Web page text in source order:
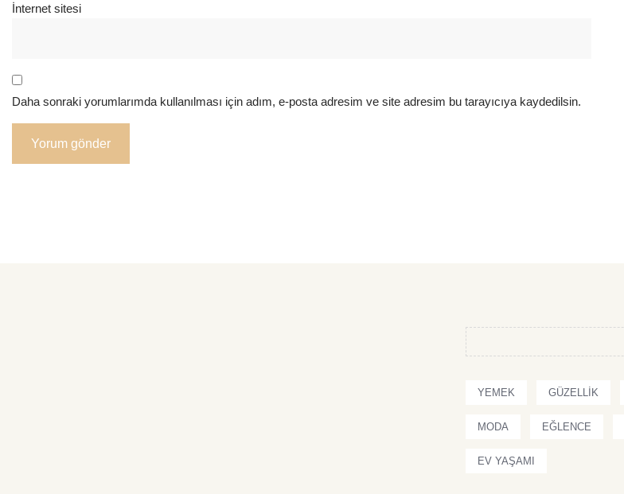
İnternet sitesi
Daha sonraki yorumlarımda kullanılması için adım, e-posta adresim ve site adresim bu tarayıcıya kaydedilsin.
YEMEK GÜZELLIK
MODA EĞLENCE
EV YAŞAMI